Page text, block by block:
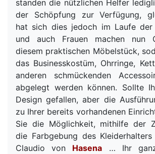
standen die nützlichen Helfer
der Schöpfung zur Verfügung,
hat sich dies jedoch im Laufe
und auch Frauen machen nun
diesem praktischen Möbelstück,
das Businesskostüm, Ohrringe,
anderen schmückenden
abgelegt werden können. Sollte
Design gefallen, aber die
zu Ihrer bereits vorhandenen
Sie die Möglichkeit, mithilfe der
die Farbgebung des
Claudio von Hasena … Ihr